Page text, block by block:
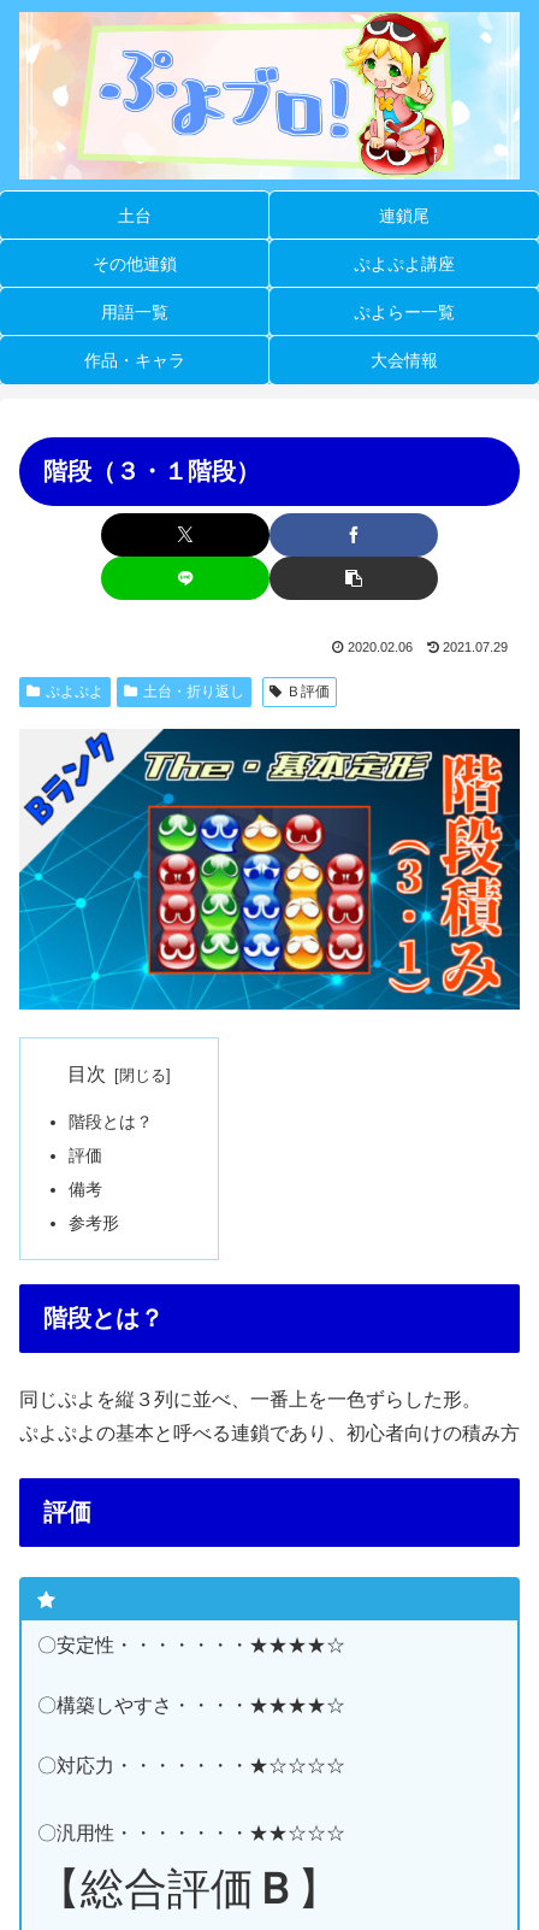
土台 連鎖尾
その他連鎖 ぷよぷよ講座
用語一覧 ぷよらー一覧
作品・キャラ 大会情報
階段（３・１階段）
2020.02.06 2021.07.29
ぷよぷよ 土台・折り返し Ｂ評価
目次
階段とは？
評価
備考
参考形
階段とは？
同じぷよを縦３列に並べ、一番上を一色ずらした形。
ぷよぷよの基本と呼べる連鎖であり、初心者向けの積み方
評価
〇安定性・・・・・・・★★★★☆
〇構築しやすさ・・・・★★★★☆
〇対応力・・・・・・・★☆☆☆☆
〇汎用性・・・・・・・★★☆☆☆
【総合評価 Ｂ 】